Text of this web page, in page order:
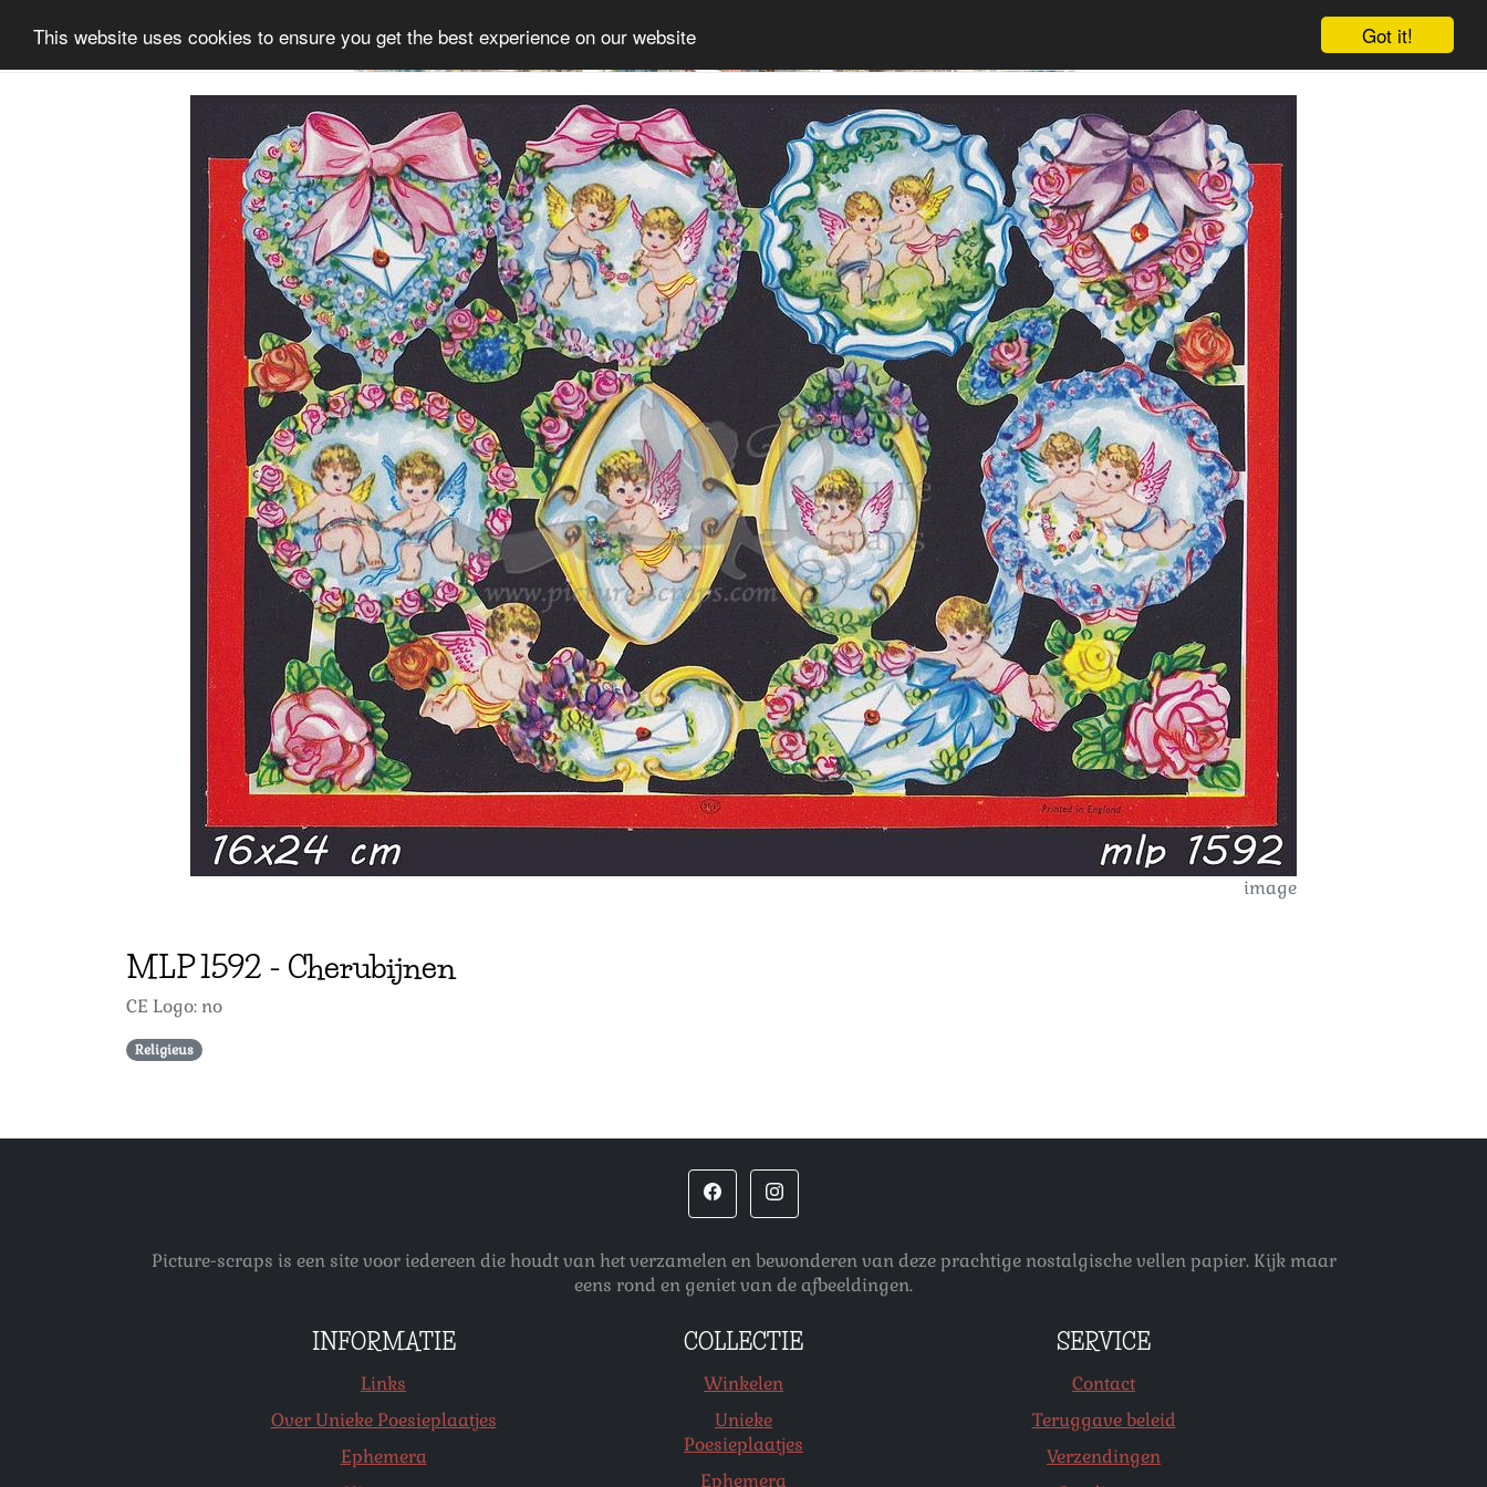
Got it!
This website uses cookies to ensure you get the best experience on our website
Informatie Collectie Aanmelden
image
MLP1592 - Cherubijnen
CE Logo: no
Religieus
Picture-scraps is een site voor iedereen die houdt van het verzamelen en bewonderen van deze prachtige nostalgische vellen papier. Kijk maar
eens rond en geniet van de afbeeldingen.
INFORMATIE
Links
Over Unieke Poesieplaatjes
Ephemera
COLLECTIE
Winkelen
Unieke
Poesieplaatjes
Ephemera
SERVICE
Contact
Teruggave beleid
Verzendingen